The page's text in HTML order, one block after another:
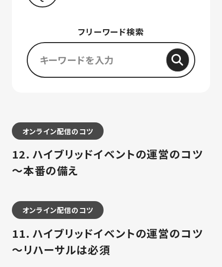
フリーワード検索
オンライン配信のコツ
12. ハイブリッドイベントの運営のコツ
～本番の備え
オンライン配信のコツ
11. ハイブリッドイベントの運営のコツ
～リハーサルは必須